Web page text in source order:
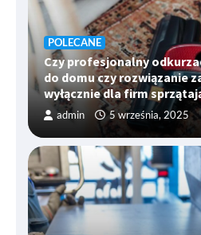
POLECANE
Czy profesjonalny
do domu czy rozwiązanie
wyłącznie dla firm
admin 5 września, 2025